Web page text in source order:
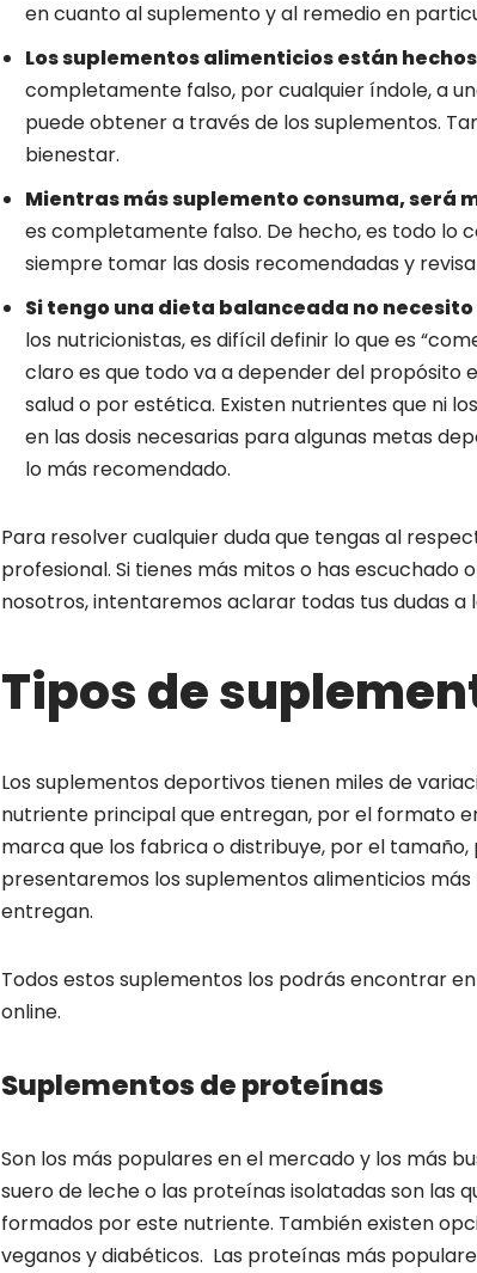
en cuanto al suplemento y al remedio en
Los suplementos alimenticios están
completamente falso, por cualquier índole, a
puede obtener a través de los suplementos.
bienestar.
Mientras más suplemento consuma, será
es completamente falso. De hecho, es todo lo
siempre tomar las dosis recomendadas y
Si tengo una dieta balanceada no
los nutricionistas, es difícil definir lo que es
claro es que todo va a depender del propósito
salud o por estética. Existen nutrientes que ni
en las dosis necesarias para algunas metas
lo más recomendado.
Para resolver cualquier duda que tengas al
profesional. Si tienes más mitos o has
nosotros, intentaremos aclarar todas tus dudas a
Tipos de
Los suplementos deportivos tienen miles de
nutriente principal que entregan, por el formato
marca que los fabrica o distribuye, por el
presentaremos los suplementos alimenticios
entregan.
Todos estos suplementos los podrás encontrar
online.
Suplementos de proteínas
Son los más populares en el mercado y los más
suero de leche o las proteínas isolatadas son las
formados por este nutriente. También existen
veganos y diabéticos. Las proteínas más